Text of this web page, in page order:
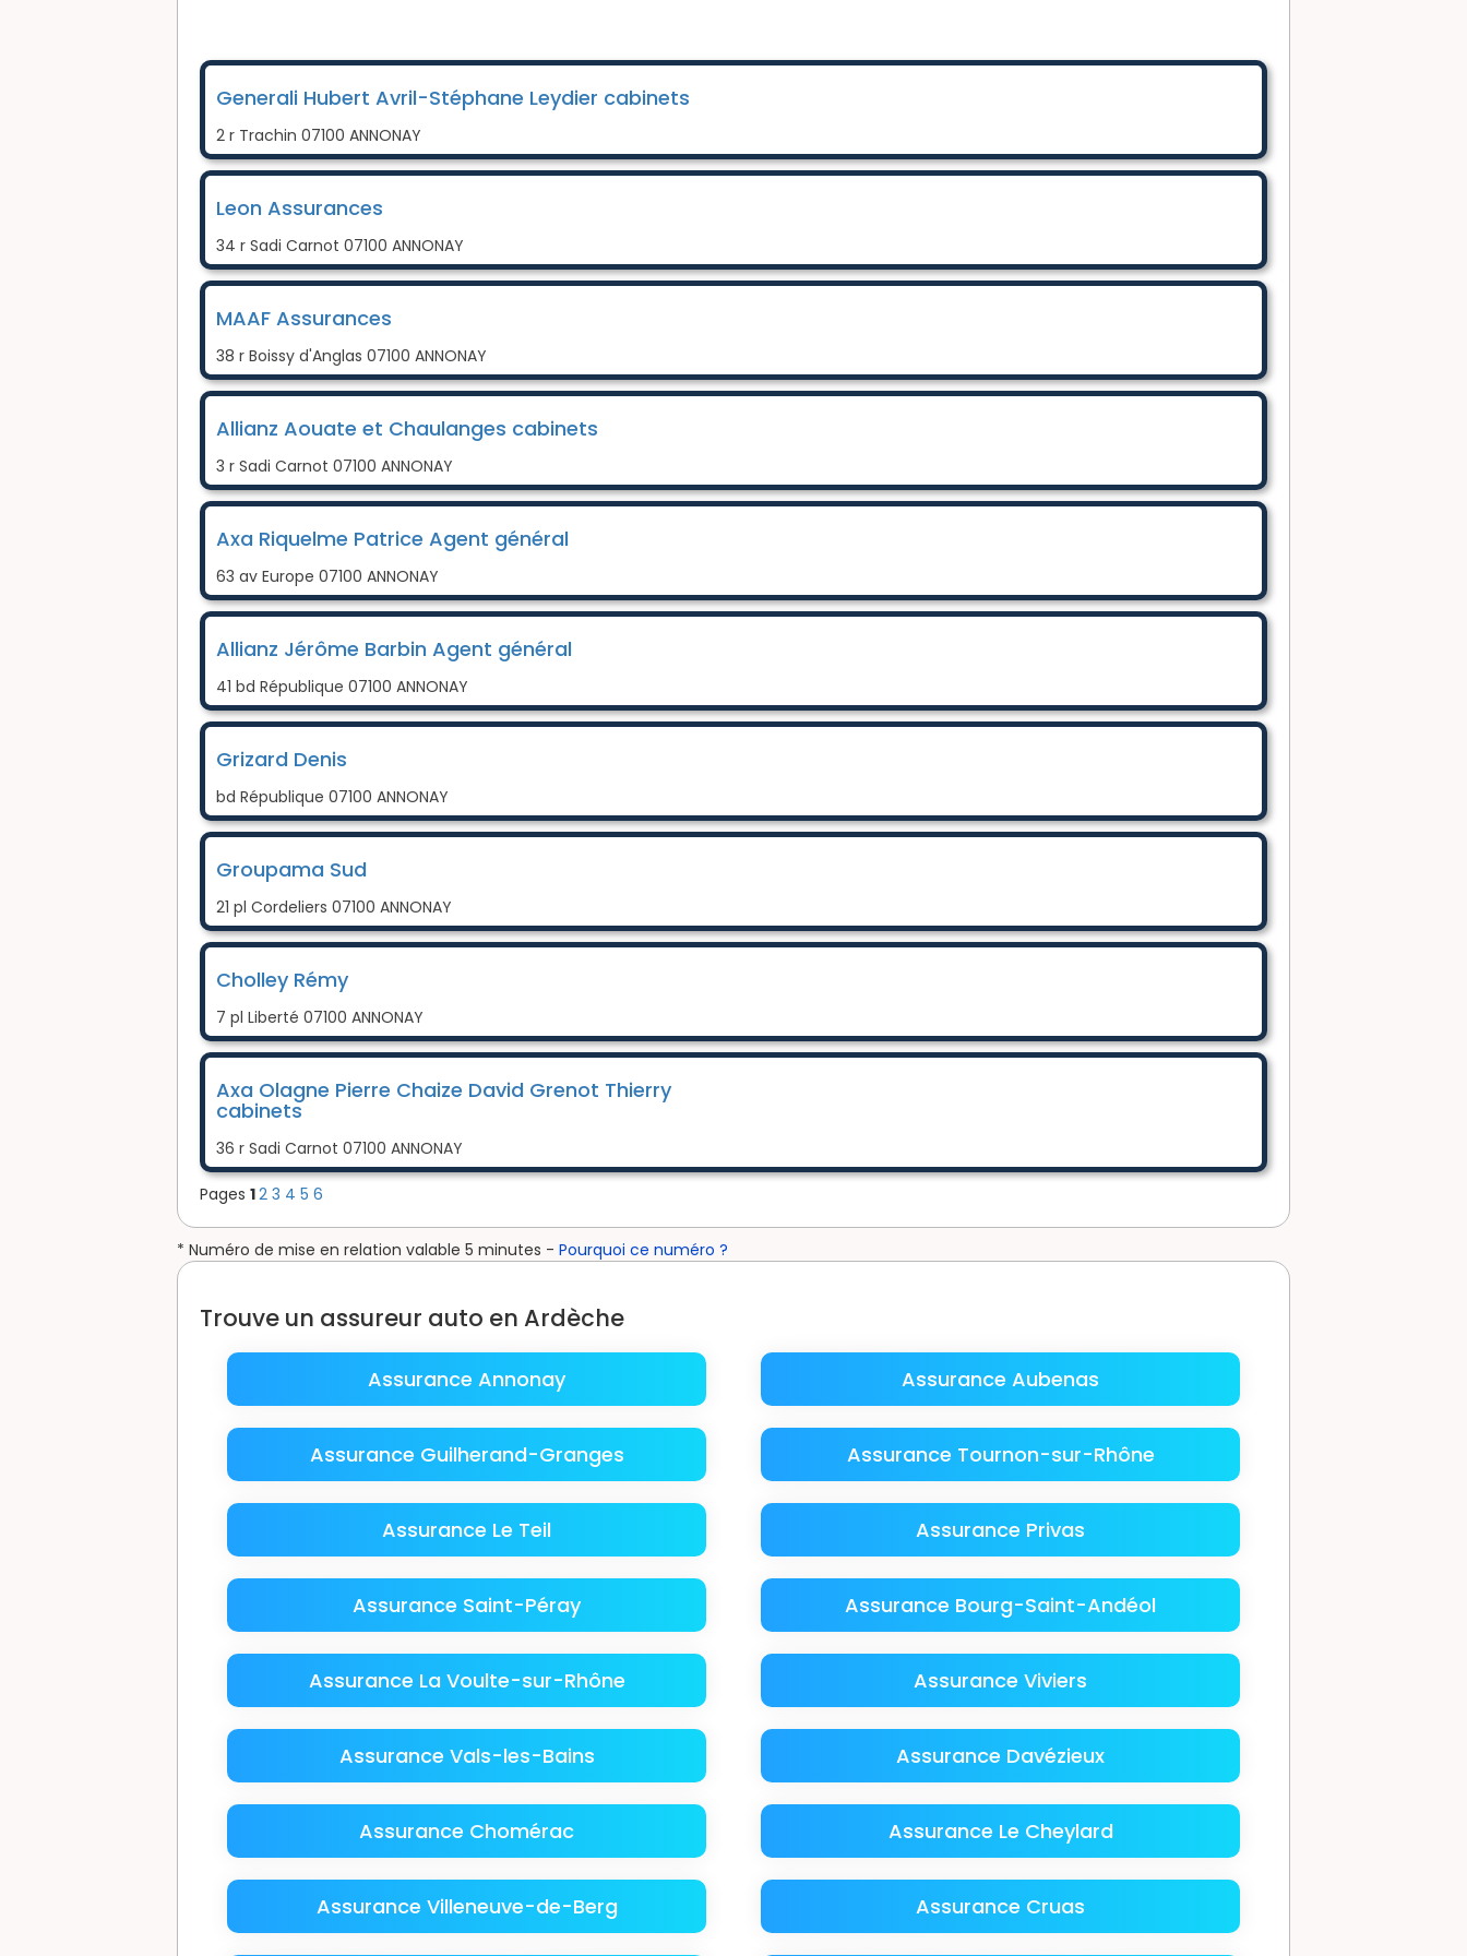
Generali Hubert Avril-Stéphane Leydier cabinets
2 r Trachin 07100 ANNONAY
Leon Assurances
34 r Sadi Carnot 07100 ANNONAY
MAAF Assurances
38 r Boissy d'Anglas 07100 ANNONAY
Allianz Aouate et Chaulanges cabinets
3 r Sadi Carnot 07100 ANNONAY
Axa Riquelme Patrice Agent général
63 av Europe 07100 ANNONAY
Allianz Jérôme Barbin Agent général
41 bd République 07100 ANNONAY
Grizard Denis
bd République 07100 ANNONAY
Groupama Sud
21 pl Cordeliers 07100 ANNONAY
Cholley Rémy
7 pl Liberté 07100 ANNONAY
Axa Olagne Pierre Chaize David Grenot Thierry
cabinets
36 r Sadi Carnot 07100 ANNONAY
Pages 12 3 4 5 6
* Numéro de mise en relation valable 5 minutes - Pourquoi ce numéro ?
Trouve un assureur auto en Ardèche
Assurance Annonay Assurance Aubenas
Assurance Guilherand-Granges Assurance Tournon-sur-Rhône
Assurance Le Teil Assurance Privas
Assurance Saint-Péray Assurance Bourg-Saint-Andéol
Assurance La Voulte-sur-Rhône Assurance Viviers
Assurance Vals-les-Bains Assurance Davézieux
Assurance Chomérac Assurance Le Cheylard
Assurance Villeneuve-de-Berg Assurance Cruas